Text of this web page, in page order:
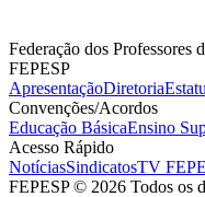
Federação dos Professores
FEPESP
ApresentaçãoDiretoria
Convenções/Acordos
Educação BásicaEnsino
Acesso Rápido
NotíciasSindicatosTV
FEPESP © 2026 Todos os